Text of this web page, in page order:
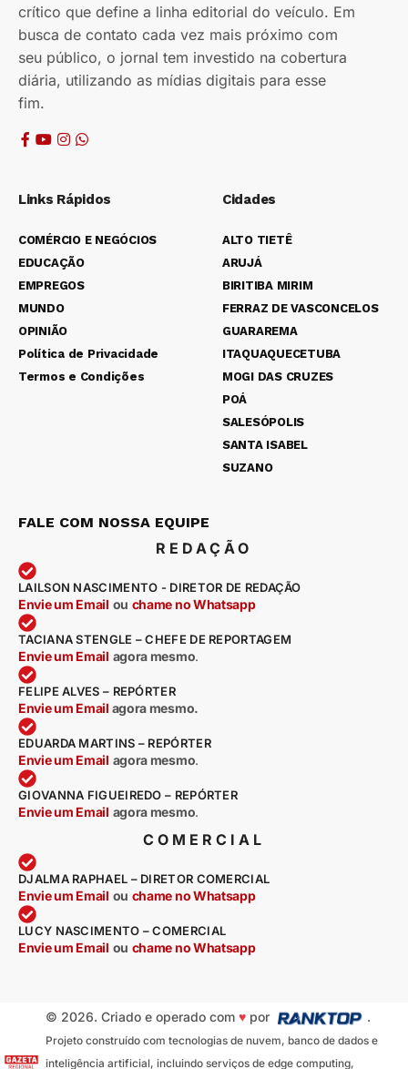
crítico que define a linha editorial do veículo. Em
busca de contato cada vez mais próximo com
seu público, o jornal tem investido na cobertura
diária, utilizando as mídias digitais para esse
fim.
Links Rápidos
COMÉRCIO E NEGÓCIOS
EDUCAÇÃO
EMPREGOS
MUNDO
OPINIÃO
Política de Privacidade
Termos e Condições
Cidades
ALTO TIETÊ
ARUJÁ
BIRITIBA MIRIM
FERRAZ DE VASCONCELOS
GUARAREMA
ITAQUAQUECETUBA
MOGI DAS CRUZES
POÁ
SALESÓPOLIS
SANTA ISABEL
SUZANO
FALE COM NOSSA EQUIPE
REDAÇÃO
LAILSON NASCIMENTO - DIRETOR DE REDAÇÃO
Envie um Email ou chame no Whatsapp
TACIANA STENGLE – CHEFE DE REPORTAGEM
Envie um Email agora mesmo.
FELIPE ALVES – REPÓRTER
Envie um Email agora mesmo.
EDUARDA MARTINS – REPÓRTER
Envie um Email agora mesmo.
GIOVANNA FIGUEIREDO – REPÓRTER
Envie um Email agora mesmo.
COMERCIAL
DJALMA RAPHAEL – DIRETOR COMERCIAL
Envie um Email ou chame no Whatsapp
LUCY NASCIMENTO – COMERCIAL
Envie um Email ou chame no Whatsapp
© 2026. Criado e operado com ♥por .
Projeto construído com tecnologias de nuvem, banco de dados e
inteligência artificial, incluindo serviços de edge computing,